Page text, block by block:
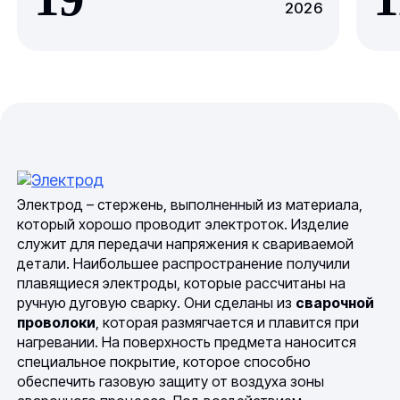
2026
Электрод – стержень, выполненный из материала,
который хорошо проводит электроток. Изделие
служит для передачи напряжения к свариваемой
детали. Наибольшее распространение получили
плавящиеся электроды, которые рассчитаны на
ручную дуговую сварку. Они сделаны из сварочной
проволоки, которая размягчается и плавится при
нагревании. На поверхность предмета наносится
специальное покрытие, которое способно
обеспечить газовую защиту от воздуха зоны